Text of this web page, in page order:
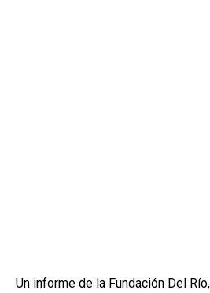
Un informe de la Fundación Del